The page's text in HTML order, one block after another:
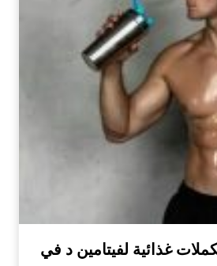
غذائية لفيتامين د في